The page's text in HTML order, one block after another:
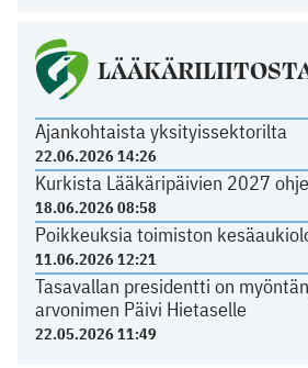
Ajankohtaista yksityissektorilta
22.06.2026 14:26
Kurkista Lääkäripäivien 2027
18.06.2026 08:58
Poikkeuksia toimiston
11.06.2026 12:21
Tasavallan presidentti on
arvonimen Päivi Hietaselle
22.05.2026 11:49